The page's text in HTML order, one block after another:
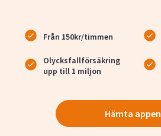
Från 150kr/timmen
Olycksfallförsäkring
upp till 1 miljon
Hämta appen